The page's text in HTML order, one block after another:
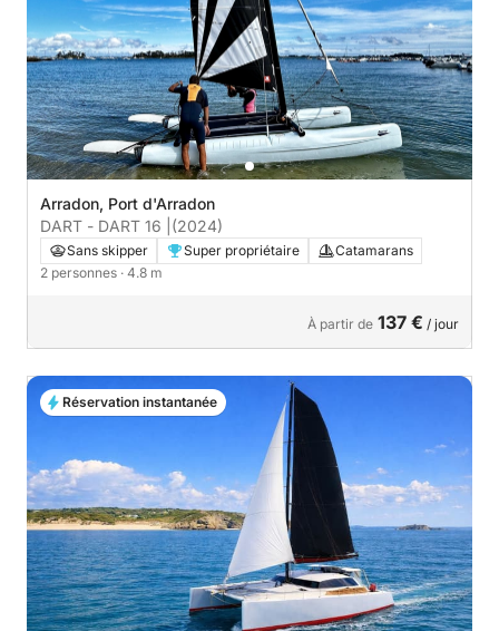
Arradon, Port d'Arradon
DART - DART 16 | (2024)
Sans skipper Super propriétaire
Catamarans
2 personnes · 4.8 m
À partir de 137 € / jour
Réservation instantanée